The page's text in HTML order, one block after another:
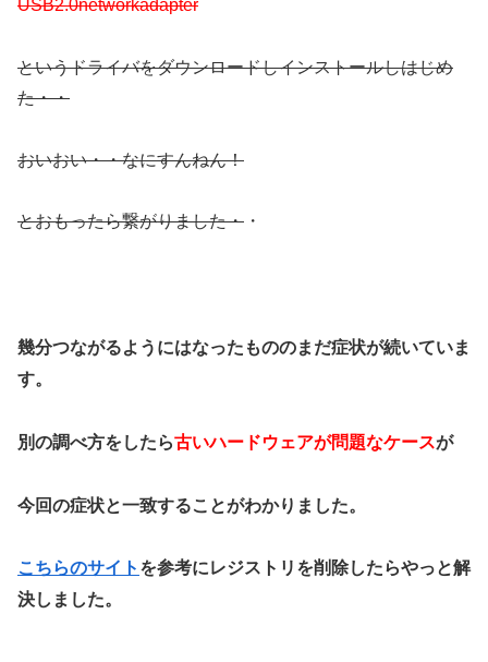
USB2.0networkadapter
というドライバをダウンロードしインストールしはじめ
た・・
おいおい・・なにすんねん！
とおもったら繋がりました・ ・
幾分つながるようにはなったもののまだ症状が続いていま
す。
別の調べ方をしたら古いハードウェアが問題なケースが
今回の症状と一致することがわかりました。
こちらのサイト を参考にレジストリを削除したらやっと解
決しました。